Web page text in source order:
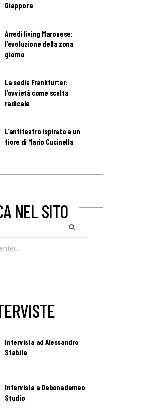
Giappone
Arredi living Maronese:
l’evoluzione della zona
giorno
La sedia Frankfurter:
l’ovvietà come scelta
radicale
L’anfiteatro ispirato a un
fiore di Mario Cucinella
NEL SITO
Intervista ad Alessandro
Stabile
Intervista a Debonademeo
Studio